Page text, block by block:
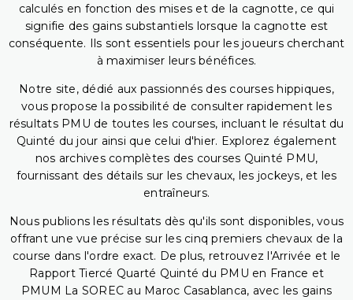
calculés en fonction des mises et de la cagnotte, ce qui
signifie des gains substantiels lorsque la cagnotte est
conséquente. Ils sont essentiels pour les joueurs cherchant
à maximiser leurs bénéfices.
Notre site, dédié aux passionnés des courses hippiques,
vous propose la possibilité de consulter rapidement les
résultats PMU de toutes les courses, incluant le résultat du
Quinté du jour ainsi que celui d'hier. Explorez également
nos archives complètes des courses Quinté PMU,
fournissant des détails sur les chevaux, les jockeys, et les
entraîneurs.
Nous publions les résultats dès qu'ils sont disponibles, vous
offrant une vue précise sur les cinq premiers chevaux de la
course dans l'ordre exact. De plus, retrouvez l'Arrivée et le
Rapport Tiercé Quarté Quinté du PMU en France et
PMUM La SOREC au Maroc Casablanca, avec les gains